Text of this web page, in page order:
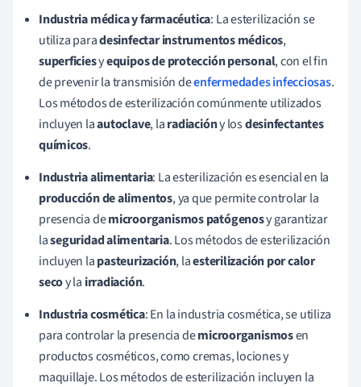
Industria médica y farmacéutica: La esterilización se
utiliza paradesinfectar instrumentos médicos,
superficiesyequipos de protección personal, con el fin
de prevenir la transmisión deenfermedades infecciosas.
Los métodos de esterilización comúnmente utilizados
incluyen laautoclave, laradiacióny losdesinfectantes
químicos.
Industria alimentaria: La esterilización es esencial en la
producción de alimentos, ya que permite controlar la
presencia demicroorganismos patógenosy garantizar
laseguridad alimentaria. Los métodos de esterilización
incluyen lapasteurización, laesterilización por calor
secoy la irradiación.
Industria cosmética: En la industria cosmética, se utiliza
para controlar la presencia demicroorganismosen
productos cosméticos, como cremas, lociones y
maquillaje. Los métodos de esterilización incluyen la